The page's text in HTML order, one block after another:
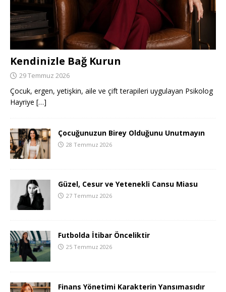
Kendinizle Bağ Kurun
29 Temmuz 2026
Çocuk, ergen, yetişkin, aile ve çift terapileri uygulayan Psikolog
Hayriye […]
Çocuğunuzun Birey Olduğunu Unutmayın
28 Temmuz 2026
Güzel, Cesur ve Yetenekli Cansu Miasu
27 Temmuz 2026
Futbolda İtibar Önceliktir
25 Temmuz 2026
Finans Yönetimi Karakterin Yansımasıdır